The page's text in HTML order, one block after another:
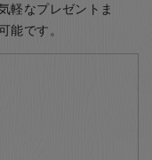
軽なプレゼントま
能です。